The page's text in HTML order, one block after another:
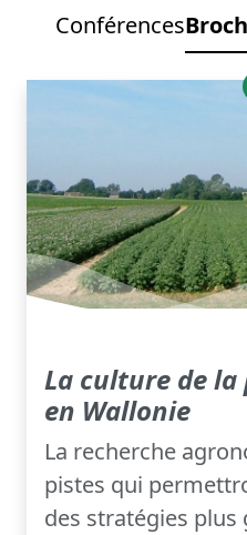
Conférences
La culture de
en Wallonie
La recherche
pistes qui
des stratégies plus